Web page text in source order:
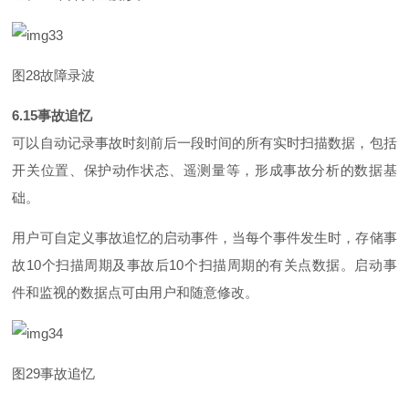
图28故障录波
6.15事故追忆
可以自动记录事故时刻前后一段时间的所有实时扫描数据，包括
开关位置、保护动作状态、遥测量等，形成事故分析的数据基
础。
用户可自定义事故追忆的启动事件，当每个事件发生时，存储事
故10个扫描周期及事故 后10个扫描周期的有关点数据。启动事
件和监视的数据点可由用户和随意修改。
图29事故追忆